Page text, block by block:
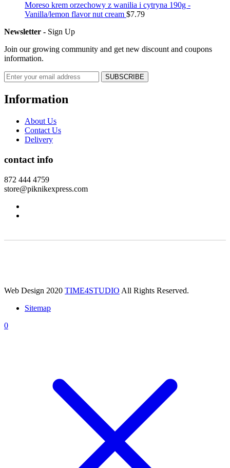
Moreso krem orzechowy z wanilia i cytryna 190g -
Vanilla/lemon flavor nut cream $7.79
Newsletter - Sign Up
Join our growing community and get new discount and coupons
information.
Information
About Us
Contact Us
Delivery
contact info
872 444 4759
store@piknikexpress.com
Web Design 2020 TIME4STUDIO All Rights Reserved.
Sitemap
0